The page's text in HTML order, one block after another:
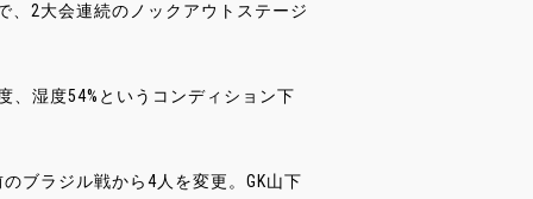
、2大会連続のノックアウトステージ
、湿度54%というコンディション下
ブラジル戦から4人を変更。GK山下